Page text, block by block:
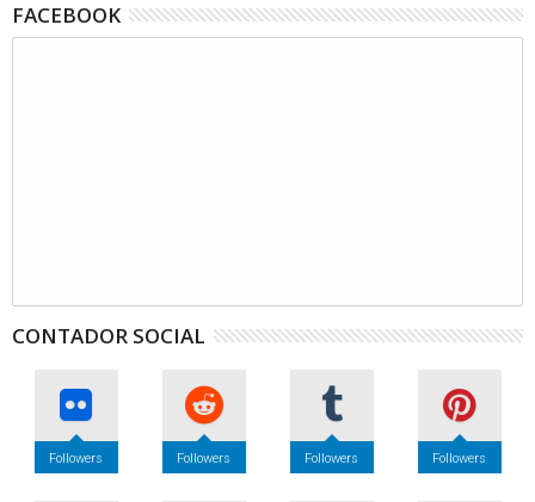
FACEBOOK
CONTADOR SOCIAL
Followers Followers Followers Followers